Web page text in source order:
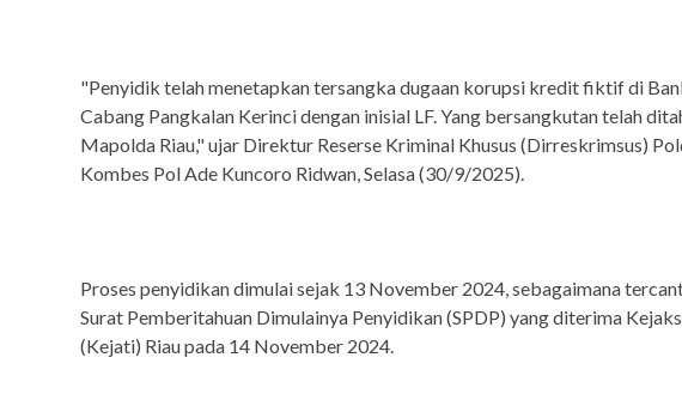
"Penyidik telah menetapkan tersangka dugaan korupsi kredit fiktif di
Cabang Pangkalan Kerinci dengan inisial LF. Yang bersangkutan telah
Mapolda Riau," ujar Direktur Reserse Kriminal Khusus (Dirreskrimsus)
Kombes Pol Ade Kuncoro Ridwan, Selasa (30/9/2025).
Proses penyidikan dimulai sejak 13 November 2024, sebagaimana
Surat Pemberitahuan Dimulainya Penyidikan (SPDP) yang diterima
(Kejati) Riau pada 14 November 2024.